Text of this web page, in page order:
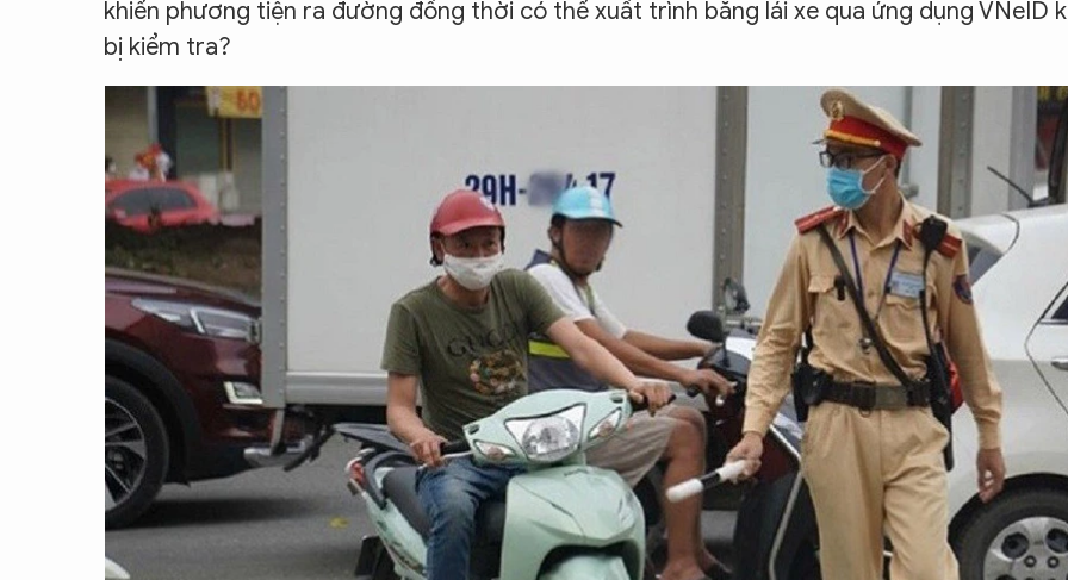
khiển phương tiện ra đường đồng thời có thể xuất trình bằng lái xe qua ứng dụng VNeID
bị kiểm tra?